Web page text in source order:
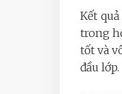
Kết
trong
tốt và
đầu lớp.